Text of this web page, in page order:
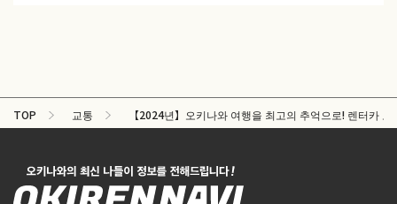
TOP 교통 【2024년】오키나와 여행을 최고의 추억으로! 렌터카